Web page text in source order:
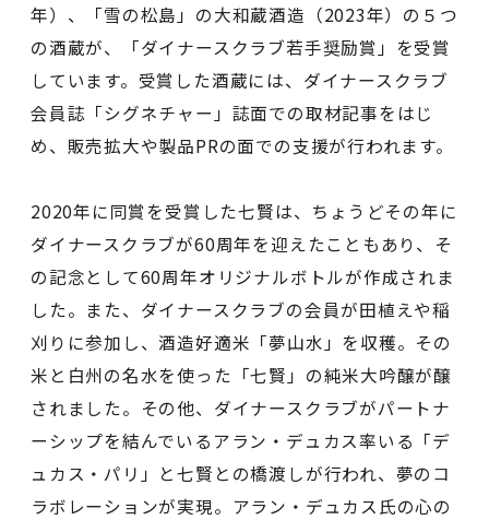
年）、「雪の松島」の大和蔵酒造（2023年）の５つ
の酒蔵が、「ダイナースクラブ若手奨励賞」を受賞
しています。受賞した酒蔵には、ダイナースクラブ
会員誌「シグネチャー」誌面での取材記事をはじ
め、販売拡大や製品PRの面での支援が行われます。
2020年に同賞を受賞した七賢は、ちょうどその年に
ダイナースクラブが60周年を迎えたこともあり、そ
の記念として60周年オリジナルボトルが作成されま
した。また、ダイナースクラブの会員が田植えや稲
刈りに参加し、酒造好適米「夢山水」を収穫。その
米と白州の名水を使った「七賢」の純米大吟醸が醸
されました。その他、ダイナースクラブがパートナ
ーシップを結んでいるアラン・デュカス率いる「デ
ュカス・パリ」と七賢との橋渡しが行われ、夢のコ
ラボレーションが実現。アラン・デュカス氏の心の